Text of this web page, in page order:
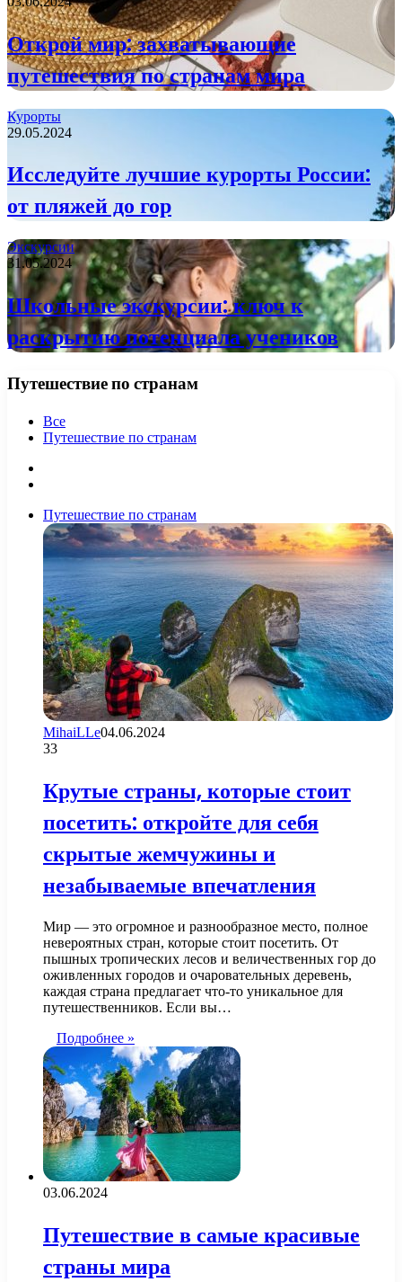
Открой мир: захватывающие
путешествия по странам мира
Курорты
29.05.2024
Исследуйте лучшие курорты России:
от пляжей до гор
Экскурсии
31.05.2024
Школьные экскурсии: ключ к
раскрытию потенциала учеников
Путешествие по странам
Все
Путешествие по странам
Путешествие по странам
MihaiLLe04.06.2024
33
Крутые страны, которые стоит
посетить: откройте для себя
скрытые жемчужины и
незабываемые впечатления
Мир — это огромное и разнообразное место, полное
невероятных стран, которые стоит посетить. От
пышных тропических лесов и величественных гор до
оживленных городов и очаровательных деревень,
каждая страна предлагает что-то уникальное для
путешественников. Если вы…
Подробнее »
03.06.2024
Путешествие в самые красивые
страны мира